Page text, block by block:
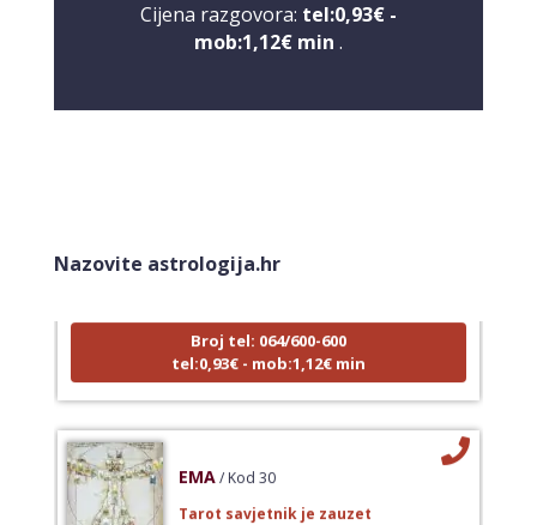
Cijena razgovora: tel:0,93€ -
mob:1,12€ min .
Nazovite astrologija.hr
sudbinske karte, anđeoske poruke
Broj tel: 064/600-600
tel:0,93€ - mob:1,12€ min